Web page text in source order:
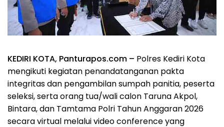
KEDIRI KOTA, Panturapos.com – Polres Kediri Kota
mengikuti kegiatan penandatanganan pakta
integritas dan pengambilan sumpah panitia, peserta
seleksi, serta orang tua/wali calon Taruna Akpol,
Bintara, dan Tamtama Polri Tahun Anggaran 2026
secara virtual melalui video conference yang